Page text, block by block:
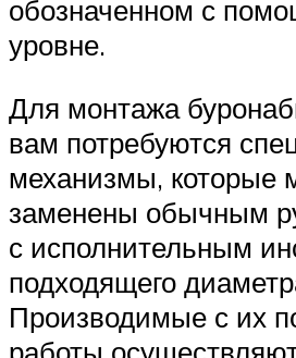
обозначенном с
уровне.
Для монтажа
вам потребуются
механизмы, которые
заменены обычным
с исполнительным
подходящего
Производимые с их